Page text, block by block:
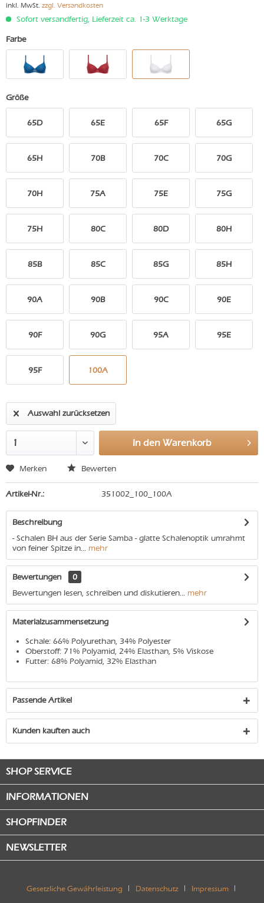
inkl. MwSt. zzgl. Versandkosten
Sofort versandfertig, Lieferzeit ca. 1-3 Werktage
Farbe
Größe
65D 65E 65F 65G
65H 70B 70C 70G
70H 75A 75E 75G
75H 80C 80D 80H
85B 85C 85G 85H
90A 90B 90C 90E
90F 90G 95A 95E
95F 100A
Auswahl zurücksetzen
In den Warenkorb
Merken Bewerten
Artikel-Nr.: 351002_100_100A
Beschreibung
- Schalen BH aus der Serie Samba - glatte Schalenoptik umrahmt
von feiner Spitze in... mehr
Bewertungen
0
Bewertungen lesen, schreiben und diskutieren... mehr
Materialzusammensetzung
Schale: 66% Polyurethan, 34% Polyester
Oberstoff: 71% Polyamid, 24% Elasthan, 5% Viskose
Futter: 68% Polyamid, 32% Elasthan
Passende Artikel
Kunden kauften auch
SHOP SERVICE
INFORMATIONEN
SHOPFINDER
NEWSLETTER
Gesetzliche Gewährleistung Datenschutz Impressum